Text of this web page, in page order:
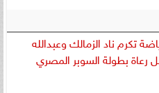
تكرم ناد الزمالك وعبدالله
رعاة بطولة السوبر المصري